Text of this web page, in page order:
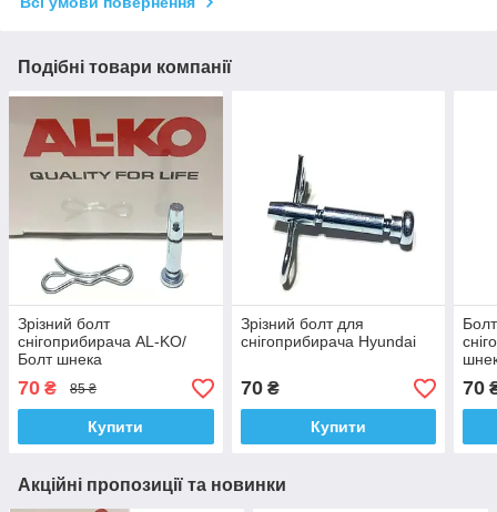
Подібні товари компанії
Зрізний болт
снігоприбирача AL-KO/
Болт шнека
Срізний гвинт для Алко/
Больт + штифт для AL-KO
70 ₴ 85 ₴
Купити
Зрізний болт для
снігоприбирача Hyundai
70₴
Купити
мм
70
Акційні пропозиції та новинки